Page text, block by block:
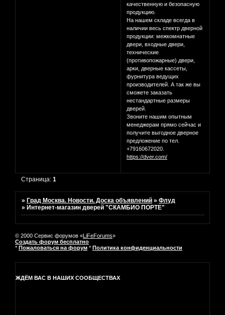
качественную и безопасную
продукцию.
На нашем складе всегда в
наличии весь спектр дверной
продукции: межкомнатные
двери, входные двери,
технические
(противопожарные) двери,
арки, дверные кассеты,
фурнитура ведущих
производителей. А так же вы
сможете заказать
нестандартные размеры
дверей.
Звоните нашим опытным
менеджерам прямо сейчас и
получите выгодное дверное
предложение по тел.
+79160672020.
https://dver.com/
Страница:1
»Град Москва. Новости. Доска объявлений »Флуд
»Интернет-магазин дверей "СКАМБИО ПОРТЕ"
© 2000 Сервис форумов «LiFeForums»
Создать форум бесплатно
* Пожаловаться на форум * Политика конфиденциальности
ЖДЁМ ВАС В НАШИХ СООБЩЕСТВАХ